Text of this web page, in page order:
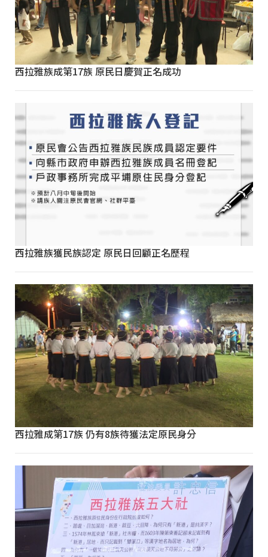
西拉雅族成第17族 原民日慶賀正名成功
西拉雅族獲民族認定 原民日回顧正名歷程
西拉雅成第17族 仍有8族待獲法定原民身分